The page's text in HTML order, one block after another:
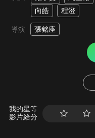
向皓
程澄
導演 張銘座
我的星等
影片給分